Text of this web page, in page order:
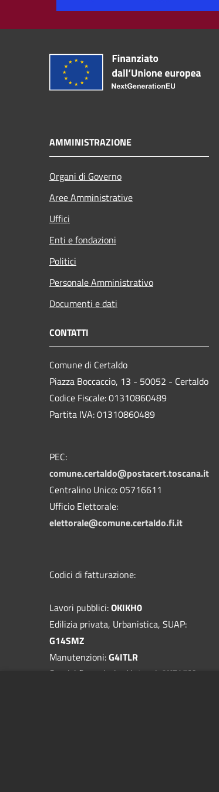
AMMINISTRAZIONE
Organi di Governo
Aree Amministrative
Uffici
Enti e fondazioni
Politici
Personale Amministrativo
Documenti e dati
CONTATTI
Comune di Certaldo
Piazza Boccaccio, 13 - 50052 - Certaldo
Codice Fiscale: 01310860489
Partita IVA: 01310860489
PEC:
comune.certaldo@postacert.toscana.it
Centralino Unico: 05716611
Ufficio Elettorale:
elettorale@comune.certaldo.fi.it
Codici di fatturazione:
Lavori pubblici:OKIKH0
Edilizia privata, Urbanistica, SUAP:
G14SMZ
Manutenzioni:G4ITLR
Servizi finanziari ed interni: 0KF45M